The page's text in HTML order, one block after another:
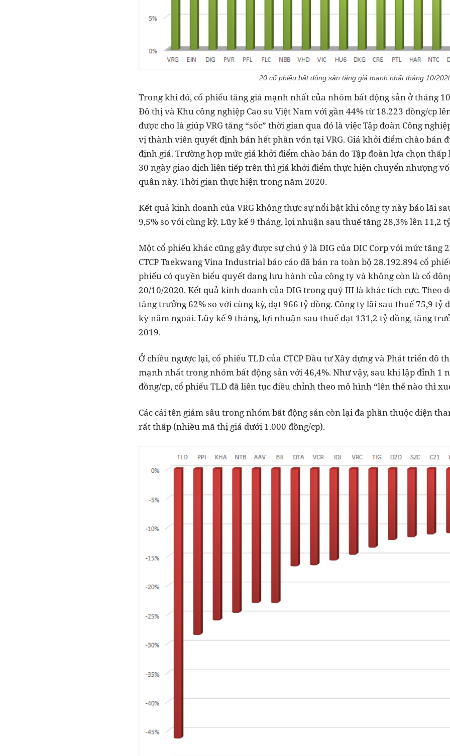
20 cổ phiếu bất động sản tăng giá mạnh nhất tháng 10/
Trong khi đó, cổ phiếu tăng giá mạnh nhất của nhóm bất động sản ở tháng 10
Đô thị và Khu công nghiệp Cao su Việt Nam với gần 44% từ 18.223 đồng/cp
được cho là giúp VRG tăng “sốc” thời gian qua đó là việc Tập đoàn Công
vị thành viên quyết định bán hết phần vốn tại VRG. Giá khởi điểm chào bán
định giá. Trường hợp mức giá khởi điểm chào bán do Tập đoàn lựa chọn
30 ngày giao dịch liên tiếp trên thì giá khởi điểm thực hiện chuyển nhượng
quân này. Thời gian thực hiện trong năm 2020.
Kết quả kinh doanh của VRG không thực sự nổi bật khi công ty này báo lãi
9,5% so với cùng kỳ. Lũy kế 9 tháng, lợi nhuận sau thuế tăng 28,3% lên 11,2
Một cổ phiếu khác cũng gây được sự chú ý là DIG của DIC Corp với mức tăng
CTCP Taekwang Vina Industrial báo cáo đã bán ra toàn bộ 28.192.894 cổ
phiếu có quyền biểu quyết đang lưu hành của công ty và không còn là cổ
20/10/2020. Kết quả kinh doanh của DIG trong quý III là khác tích cực. Theo
tăng trưởng 62% so với cùng kỳ, đạt 966 tỷ đồng. Công ty lãi sau thuế 75,9 tỷ
kỳ năm ngoái. Lũy kế 9 tháng, lợi nhuận sau thuế đạt 131,2 tỷ đồng, tăng
2019.
Ở chiều ngược lại, cổ phiếu TLD của CTCP Đầu tư Xây dựng và Phát triển đô
mạnh nhất trong nhóm bất động sản với 46,4%. Như vậy, sau khi lập đỉnh 1
đồng/cp, cổ phiếu TLD đã liên tục điều chỉnh theo mô hình “lên thế nào thì
Các cái tên giảm sâu trong nhóm bất động sản còn lại đa phần thuộc diện
rất thấp (nhiều mã thị giá dưới 1.000 đồng/cp).